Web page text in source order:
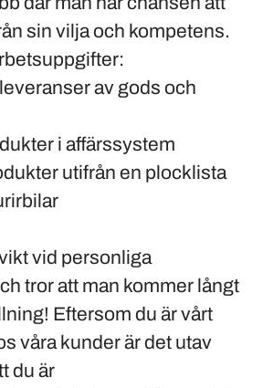
sin vilja och kompetens.
av gods och
i affärssystem
utifrån en plocklista
vid personliga
tror att man kommer långt
Eftersom du är vårt
våra kunder är det utav
du är